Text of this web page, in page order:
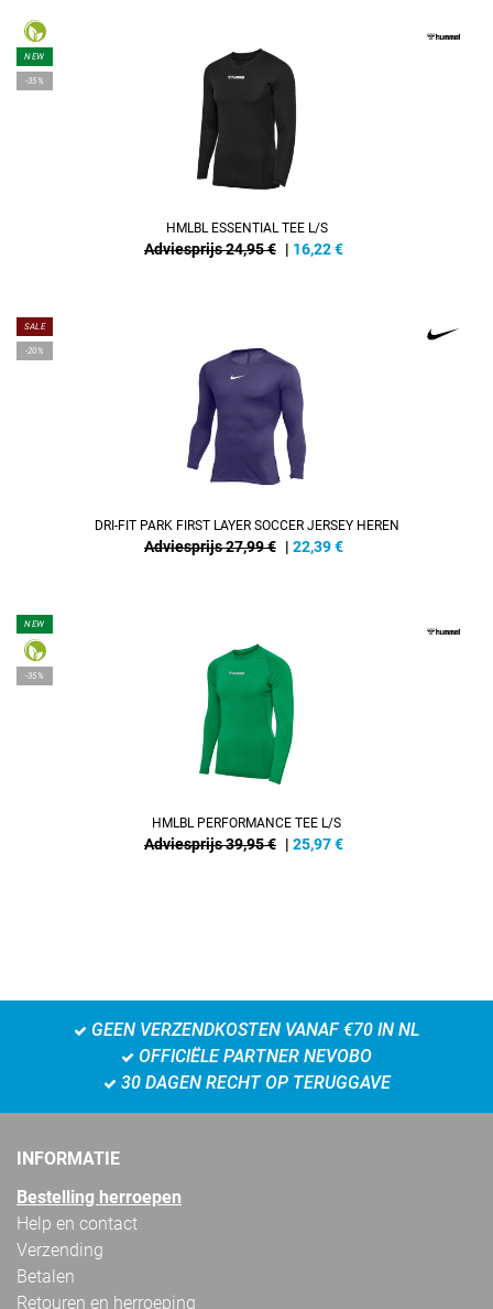
NEW
-35%
HMLBL ESSENTIAL TEE L/S
Adviesprijs 24,95 € | 16,22€
SALE
-20%
DRI-FIT PARK FIRST LAYER SOCCER JERSEY HEREN
Adviesprijs 27,99 € | 22,39€
NEW
-35%
HMLBL PERFORMANCE TEE L/S
Adviesprijs 39,95 € | 25,97€
GEEN VERZENDKOSTEN VANAF €70 IN NL
OFFICIËLE PARTNER NEVOBO
30 DAGEN RECHT OP TERUGGAVE
INFORMATIE
Bestelling herroepen
Help en contact
Verzending
Betalen
Retouren en herroeping